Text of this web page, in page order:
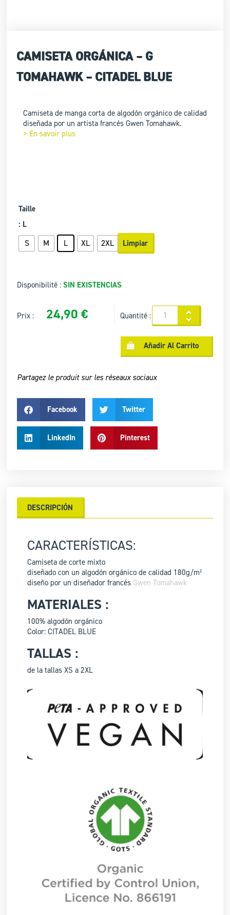
CAMISETA ORGÁNICA – G
TOMAHAWK – CITADEL BLUE
Camiseta de manga corta de algodón orgánico de calidad
diseñada por un artista francés Gwen Tomahawk.
> En savoir plus
Taille
: L
S M L XL 2XL Limpiar
Disponibilité :SIN EXISTENCIAS
Prix : 24,90€ Quantité :
Añadir Al Carrito
Partagez le produit sur les réseaux sociaux
Facebook Twitter
LinkedIn Pinterest
DESCRIPCIÓN
CARACTERÍSTICAS:
Camiseta de corte mixto
diseñado con un algodón orgánico de calidad 180g/m²
diseño por un diseñador francés Gwen Tomahawk
MATERIALES :
100% algodón orgánico
Color: CITADEL BLUE
TALLAS :
de la tallas XS a 2XL